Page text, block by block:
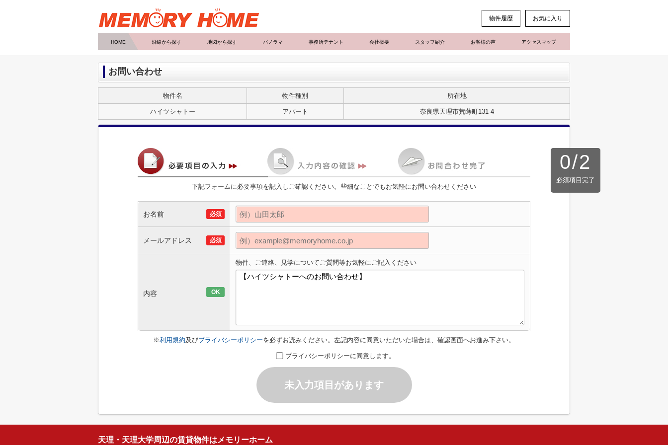
物件履歴 お気に入り
HOME 沿線から探す 地図から探す パノラマ 事務所テナント 会社概要 スタッフ紹介 お客様の声 アクセスマップ
お問い合わせ
物件名 物件種別 所在地
ハイツシャトー アパート 奈良県天理市荒蒔町131-4
0/2
必須項目完了
下記フォームに必要事項を記入しご確認ください。些細なことでもお気軽にお問い合わせください
お名前 必須
メールアドレス 必須
内容 OK
物件、ご連絡、見学についてご質問等お気軽にご記入ください
※利用規約及びプライバシーポリシーを必ずお読みください。左記内容に同意いただいた場合は、確認画面へお進み下さい。
プライバシーポリシーに同意します。
未入力項目があります
天理・天理大学周辺の賃貸物件はメモリーホーム